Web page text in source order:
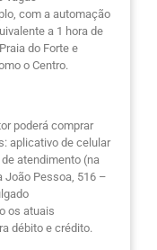
com a automação
a 1 hora de
do Forte e
o Centro.
poderá comprar
aplicativo de celular
atendimento (na
João Pessoa, 516 –
os atuais
débito e crédito.